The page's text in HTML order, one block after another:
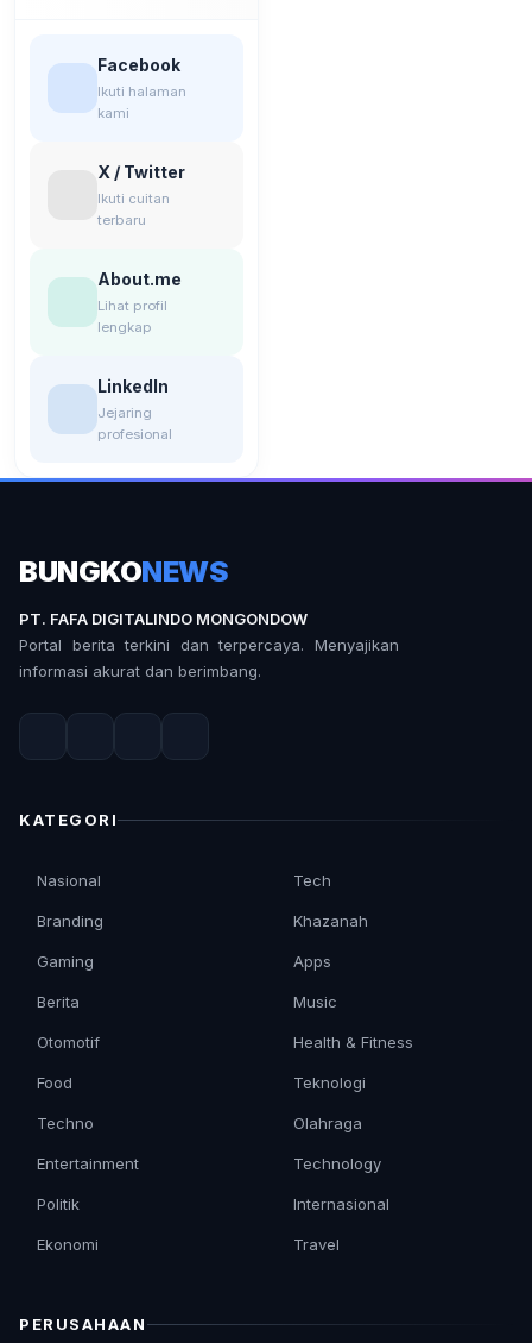
Facebook
Ikuti halaman
kami
X / Twitter
Ikuti cuitan
terbaru
About.me
Lihat profil
lengkap
LinkedIn
Jejaring
profesional
BUNGKONEWS
PT. FAFA DIGITALINDO MONGONDOW
Portal berita terkini dan terpercaya. Menyajikan
informasi akurat dan berimbang.
KATEGORI
Nasional
Branding
Gaming
Berita
Otomotif
Tech
Khazanah
Apps
Music
Health & Fitness
Food
Techno
Entertainment
Politik
Ekonomi
Teknologi
Olahraga
Technology
Internasional
Travel
PERUSAHAAN